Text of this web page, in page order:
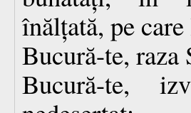
înălțată, pe
Bucură-te,
Bucură-te,